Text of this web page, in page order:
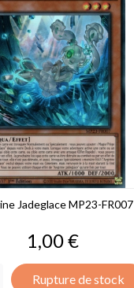
Jadeglace MP23-FR007
Prix
1,00 €
Rupture de stock